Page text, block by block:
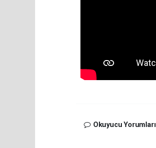
Okuyucu Yorumları